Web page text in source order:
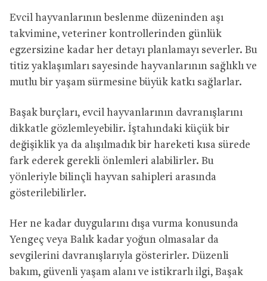
Evcil hayvanlarının beslenme düzeninden aşı
takvimine, veteriner kontrollerinden günlük
egzersizine kadar her detayı planlamayı severler. Bu
titiz yaklaşımları sayesinde hayvanlarının sağlıklı ve
mutlu bir yaşam sürmesine büyük katkı sağlarlar.
Başak burçları, evcil hayvanlarının davranışlarını
dikkatle gözlemleyebilir. İştahındaki küçük bir
değişiklik ya da alışılmadık bir hareketi kısa sürede
fark ederek gerekli önlemleri alabilirler. Bu
yönleriyle bilinçli hayvan sahipleri arasında
gösterilebilirler.
Her ne kadar duygularını dışa vurma konusunda
Yengeç veya Balık kadar yoğun olmasalar da
sevgilerini davranışlarıyla gösterirler. Düzenli
bakım, güvenli yaşam alanı ve istikrarlı ilgi, Başak